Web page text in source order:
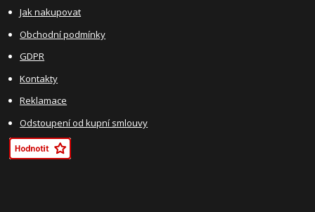
Jak nakupovat
Obchodní podmínky
GDPR
Kontakty
Reklamace
Odstoupení od kupní smlouvy